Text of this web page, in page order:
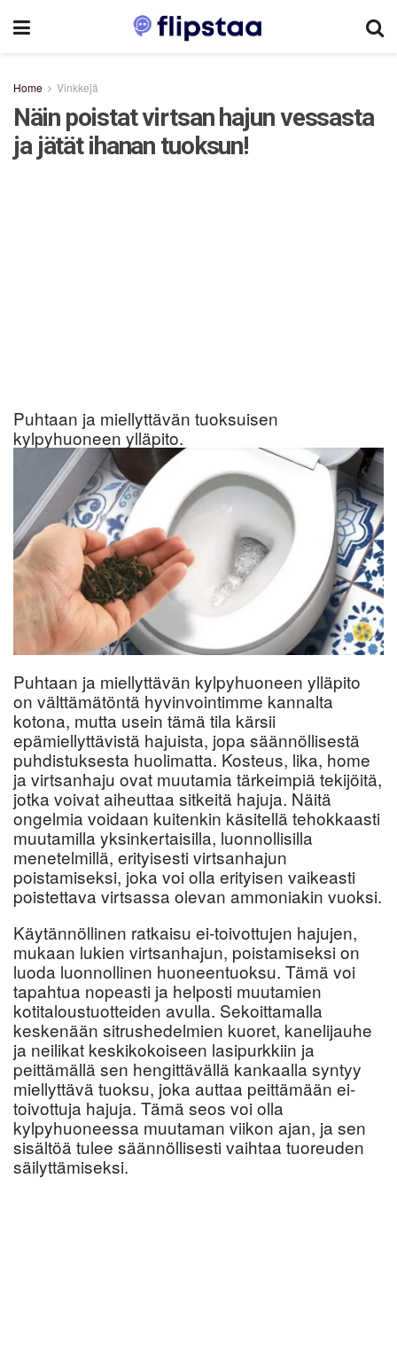
Home Vinkkejä
Näin poistat virtsan hajun vessasta
ja jätät ihanan tuoksun!
Puhtaan ja miellyttävän tuoksuisen
kylpyhuoneen ylläpito.
Puhtaan ja miellyttävän kylpyhuoneen ylläpito
on välttämätöntä hyvinvointimme kannalta
kotona, mutta usein tämä tila kärsii
epämiellyttävistä hajuista, jopa säännöllisestä
puhdistuksesta huolimatta. Kosteus, lika, home
ja virtsanhaju ovat muutamia tärkeimpiä tekijöitä,
jotka voivat aiheuttaa sitkeitä hajuja. Näitä
ongelmia voidaan kuitenkin käsitellä tehokkaasti
muutamilla yksinkertaisilla, luonnollisilla
menetelmillä, erityisesti virtsanhajun
poistamiseksi, joka voi olla erityisen vaikeasti
poistettava virtsassa olevan ammoniakin vuoksi.
Käytännöllinen ratkaisu ei-toivottujen hajujen,
mukaan lukien virtsanhajun, poistamiseksi on
luoda luonnollinen huoneentuoksu. Tämä voi
tapahtua nopeasti ja helposti muutamien
kotitaloustuotteiden avulla. Sekoittamalla
keskenään sitrushedelmien kuoret, kanelijauhe
ja neilikat keskikokoiseen lasipurkkiin ja
peittämällä sen hengittävällä kankaalla syntyy
miellyttävä tuoksu, joka auttaa peittämään ei-
toivottuja hajuja. Tämä seos voi olla
kylpyhuoneessa muutaman viikon ajan, ja sen
sisältöä tulee säännöllisesti vaihtaa tuoreuden
säilyttämiseksi.